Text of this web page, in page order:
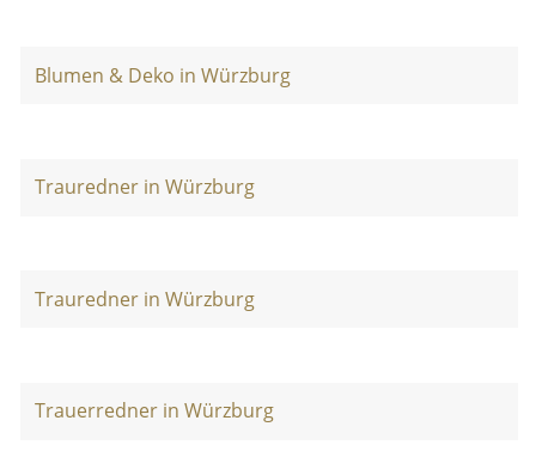
Blumen & Deko in Würzburg
Trauredner in Würzburg
Trauredner in Würzburg
Trauerredner in Würzburg